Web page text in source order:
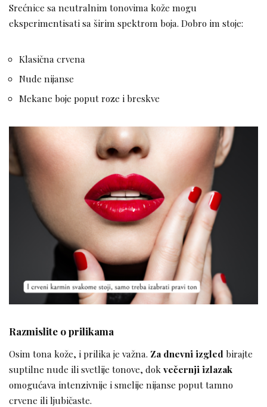
Srećnice sa neutralnim tonovima kože mogu
eksperimentisati sa širim spektrom boja. Dobro im stoje:
Klasična crvena
Nude nijanse
Mekane boje poput roze i breskve
Razmislite o prilikama
Osim tona kože, i prilika je važna. Za dnevni izgled birajte
suptilne nude ili svetlije tonove, dok večernji izlazak
omogućava intenzivnije i smelije nijanse poput tamno
crvene ili ljubičaste.